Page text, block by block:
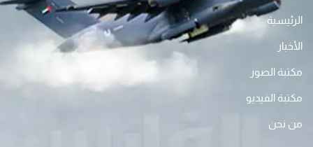
الرئيسية
الأخبار
مكتبة الصور
مكتبة الفيديو
من نحن